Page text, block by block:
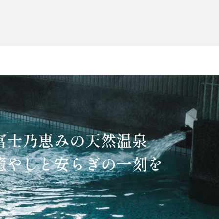
士乃恵みの天然温泉
やしと安らぎの一刻を